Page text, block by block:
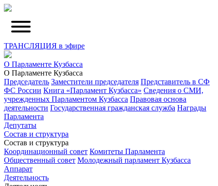
ТРАНСЛЯЦИЯ в эфире
О Парламенте Кузбасса
О Парламенте Кузбасса
Председатель Заместители председателя Представитель в СФ
ФС России Книга «Парламент Кузбасса» Сведения о СМИ,
учрежденных Парламентом Кузбасса Правовая основа
деятельности Государственная гражданская служба Награды
Парламента
Депутаты
Состав и структура
Состав и структура
Координационный совет Комитеты Парламента
Общественный совет Молодежный парламент Кузбасса
Аппарат
Деятельность